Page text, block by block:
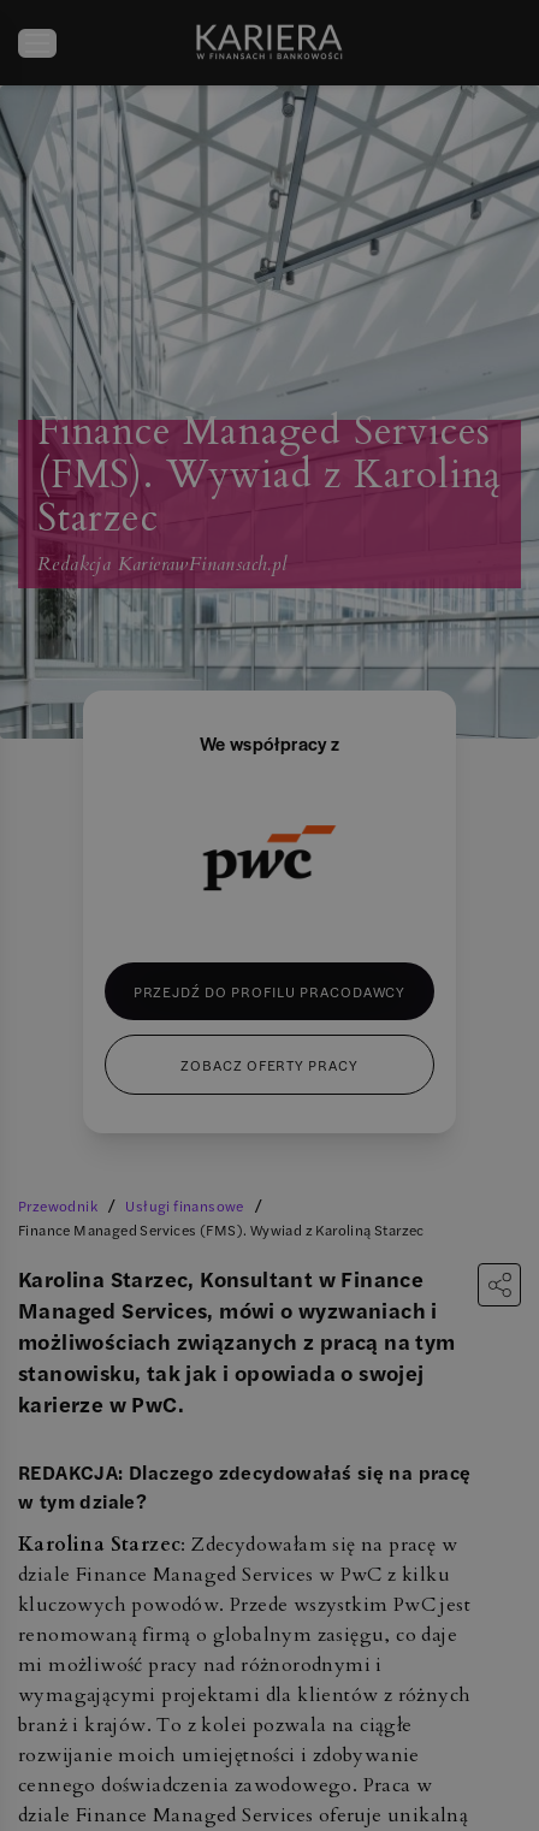
Finance Managed Services
(FMS). Wywiad z Karoliną
Starzec
Redakcja KarierawFinansach.pl
We współpracy z
PRZEJDŹ DO PROFILU PRACODAWCY
ZOBACZ OFERTY PRACY
Przewodnik / Usługi finansowe /
Finance Managed Services (FMS). Wywiad z Karoliną Starzec
Karolina Starzec, Konsultant w Finance
Managed Services, mówi o wyzwaniach i
możliwościach związanych z pracą na tym
stanowisku, tak jak i opowiada o swojej
karierze w PwC.
REDAKCJA: Dlaczego zdecydowałaś się na pracę
w tym dziale?
Karolina Starzec: Zdecydowałam się na pracę w
dziale Finance Managed Services w PwC z kilku
kluczowych powodów. Przede wszystkim PwC jest
renomowaną firmą o globalnym zasięgu, co daje
mi możliwość pracy nad różnorodnymi i
wymagającymi projektami dla klientów z różnych
branż i krajów. To z kolei pozwala na ciągłe
rozwijanie moich umiejętności i zdobywanie
cennego doświadczenia zawodowego. Praca w
dziale Finance Managed Services oferuje unikalną